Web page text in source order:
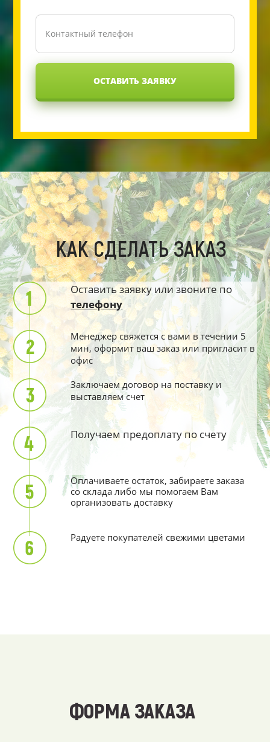
ОСТАВИТЬ ЗАЯВКУ
КАК СДЕЛАТЬ ЗАКАЗ
Оставить заявку или звоните по
телефону
Менеджер свяжется с вами в течении 5
мин, оформит ваш заказ или пригласит в
офис
Заключаем договор на поставку и
выставляем счет
Получаем предоплату по счету
Оплачиваете остаток, забираете заказа
со склада либо мы помогаем Вам
организовать доставку
Радуете покупателей свежими цветами
ФОРМА ЗАКАЗА